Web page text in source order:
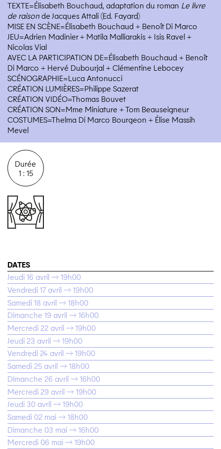
TEXTE=Élisabeth Bouchaud, adaptation du roman Le livre
de raisonde Jacques Attali (Ed. Fayard)
MISE EN SCÈNE=Élisabeth Bouchaud + Benoît Di Marco
JEU=Adrien Madinier + Matila Malliarakis + Isis Ravel +
Nicolas Vial
AVEC LA PARTICIPATION DE=Élisabeth Bouchaud + Benoît
Di Marco + Hervé Dubourjal + Clémentine Lebocey
SCÉNOGRAPHIE=Luca Antonucci
CRÉATION LUMIÈRES=Philippe Sazerat
CRÉATION VIDÉO=Thomas Bouvet
CRÉATION SON=Mme Miniature + Tom Beauseigneur
COSTUMES=Thelma Di Marco Bourgeon + Élise Massih
Mevel
Durée
1 : 15
DATES
Jeudi 16 avril → 19h00
Vendredi 17 avril → 19h00
Samedi 18 avril → 18h00
Dimanche 19 avril → 16h00
Mercredi 22 avril → 19h00
Jeudi 23 avril → 19h00
Vendredi 24 avril → 19h00
Samedi 25 avril → 18h00
Dimanche 26 avril → 16h00
Mercredi 29 avril → 19h00
Jeudi 30 avril → 19h00
Samedi 02 mai → 18h00
Dimanche 03 mai → 16h00
Mercredi 06 mai → 19h00